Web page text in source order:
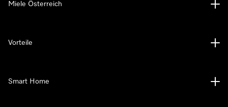
Miele Österreich
Vorteile
Smart Home